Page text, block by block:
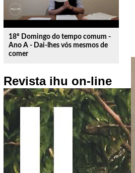
18º Domingo do tempo comum -
Ano A - Dai-lhes vós mesmos de
comer
Revista ihu on-line